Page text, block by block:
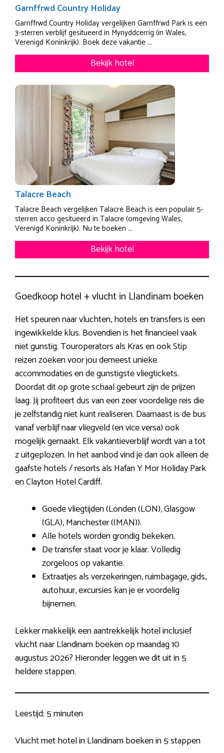
Garnffrwd Country Holiday
Garnffrwd Country Holiday vergelijken Garnffrwd Park is een
3-sterren verblijf gesitueerd in Mynyddcerrig (in Wales,
Verenigd Koninkrijk). Boek deze vakantie ...
Bekijk hotel
Talacre Beach
Talacre Beach vergelijken Talacre Beach is een populair 5-
sterren acco gesitueerd in Talacre (omgeving Wales,
Verenigd Koninkrijk). Nu te boeken ...
Bekijk hotel
Goedkoop hotel + vlucht in Llandinam boeken
Het speuren naar vluchten, hotels en transfers is een
ingewikkelde klus. Bovendien is het financieel vaak
niet gunstig. Touroperators als Kras en ook Stip
reizen zoeken voor jou demeest unieke
accommodaties en de gunstigste vliegtickets.
Doordat dit op grote schaal gebeurt zijn de prijzen
laag. Jij profiteert dus van een zeer voordelige reis die
je zelfstandig niet kunt realiseren. Daarnaast is de bus
vanaf verblijf naar vliegveld (en vice versa) ook
mogelijk gemaakt. Elk vakantieverblijf wordt van a tot
z uitgeplozen. In het aanbod vind je dan ook alleen de
gaafste hotels / resorts als Hafan Y Mor Holiday Park
en Clayton Hotel Cardiff.
Goede vliegtijden (Londen (LON), Glasgow
(GLA), Manchester ((MAN)).
Alle hotels worden grondig bekeken.
De transfer staat voor je klaar. Volledig
zorgeloos op vakantie.
Extraatjes als verzekeringen, ruimbagage, gids,
autohuur, excursies kan je er voordelig
bijnemen.
Lekker makkelijk een aantrekkelijk hotel inclusief
vlucht naar Llandinam boeken op maandag 10
augustus 2026? Hieronder leggen we dit uit in 5
heldere stappen.
Leestijd: 5 minuten
Vlucht met hotel in Llandinam boeken in 5 stappen